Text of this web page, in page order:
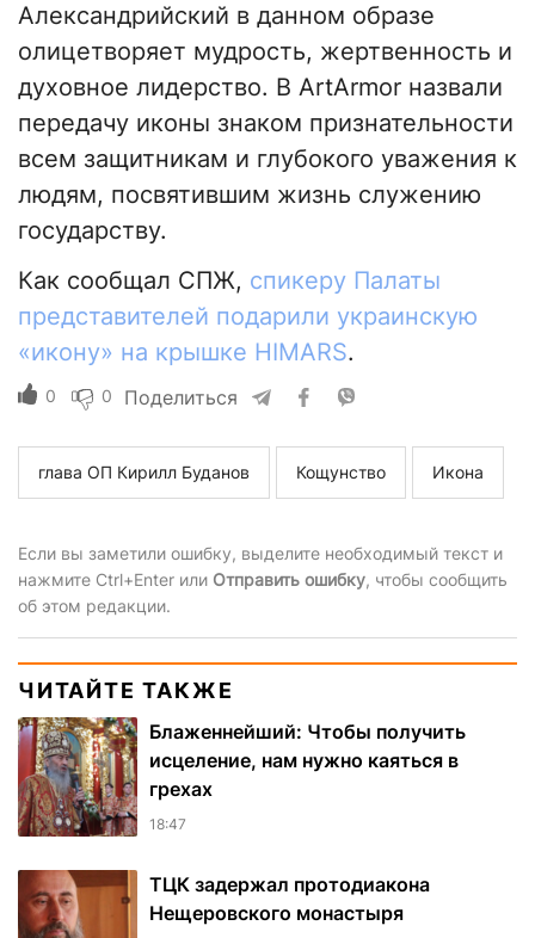
Александрийский в данном образе
олицетворяет мудрость, жертвенность и
духовное лидерство. В ArtArmor назвали
передачу иконы знаком признательности
всем защитникам и глубокого уважения к
людям, посвятившим жизнь служению
государству.
Как сообщал СПЖ, спикеру Палаты
представителей подарили украинскую
«икону» на крышке HIMARS.
0 0 Поделиться
глава ОП Кирилл Буданов Кощунство Икона
Если вы заметили ошибку, выделите необходимый текст и
нажмите Ctrl+Enter или Отправить ошибку, чтобы сообщить
об этом редакции.
ЧИТАЙТЕ ТАКЖЕ
Блаженнейший: Чтобы получить
исцеление, нам нужно каяться в
грехах
18:47
ТЦК задержал протодиакона
Нещеровского монастыря